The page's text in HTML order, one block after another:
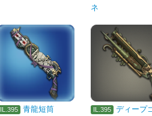
ネ
IL.395 青龍短筒 IL.395 ディープ